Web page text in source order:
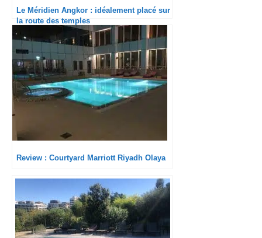
Le Méridien Angkor : idéalement placé sur
la route des temples
Review : Courtyard Marriott Riyadh Olaya